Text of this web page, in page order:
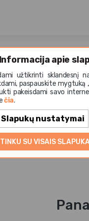
Informacija apie
užtikrinti sklandesnį
paspauskite mygtuką
pakeisdami savo
čia.
Slapukų nustatymai
SU VISAIS
„Wild at Heart“–
būdui. Dvigubų
– iki 12 valandų,
išorė išlieka
o forma pritaikyta
karštiems ir